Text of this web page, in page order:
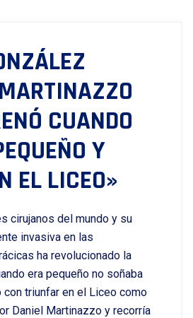
CUANDO
Y
EL LICEO»
cirujanos del mundo y su
invasiva en las
ha revolucionado la
era pequeño no soñaba
triunfar en el Liceo como
Daniel Martinazzo y recorría